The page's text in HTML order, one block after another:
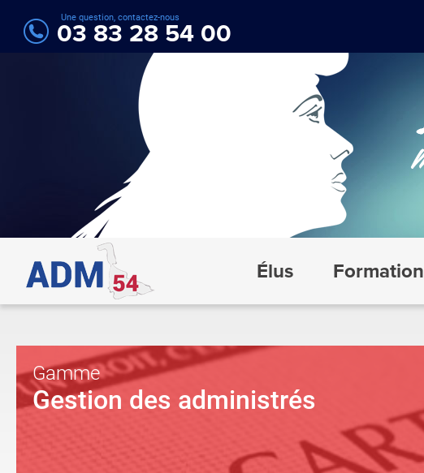
Une question, contactez-nous
03 83 28 54 00
Élus Formation
Gamme
Gestion des administrés